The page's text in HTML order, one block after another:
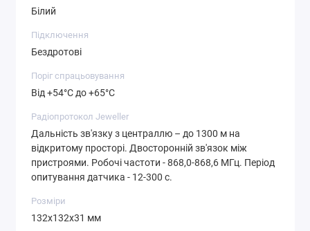
Білий
Підключення
Бездротові
Поріг спрацьовування
Від +54°С до +65°С
Радіопротокол Jeweller
Дальність зв'язку з централлю – до 1300 м на
відкритому просторі. Двосторонній зв'язок між
пристроями. Робочі частоти - 868,0-868,6 МГц. Період
опитування датчика - 12-300 с.
Розміри
132х132x31 мм